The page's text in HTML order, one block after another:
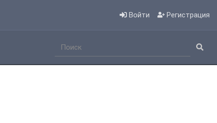
Войти Регистрация